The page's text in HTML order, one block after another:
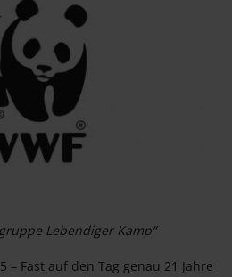
Lebendiger Kamp“
– Fast auf den Tag genau 21 Jahre